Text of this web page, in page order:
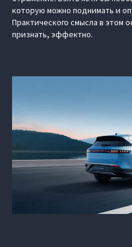
которую можно поднимать и
Практического смысла в этом
признать, эффектно.